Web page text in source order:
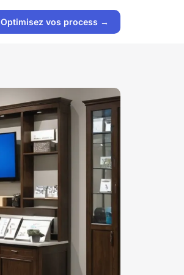
Optimisez vos process →